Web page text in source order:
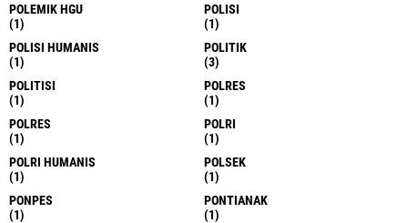
POLEMIK HGU
(1)
POLISI
(1)
POLISI HUMANIS
(1)
POLITIK
(3)
POLITISI
(1)
POLRES
(1)
POLRES
(1)
POLRI
(1)
POLRI HUMANIS
(1)
POLSEK
(1)
PONPES
(1)
PONTIANAK
(1)